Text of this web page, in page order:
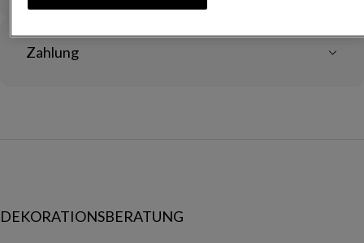
Zahlung
DEKORATIONSBERATUNG